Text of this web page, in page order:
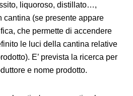
liquoroso, distillato…,
cantina (se presente appare
che permette di accendere
le luci della cantina relative
E’ prevista la ricerca per
e nome prodotto.